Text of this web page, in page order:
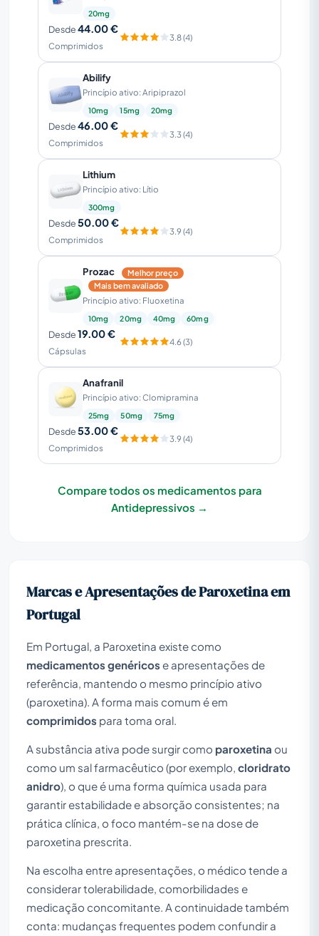
20mg
Desde44.00 €
Comprimidos
3.8 (4)
Abilify
Princípio ativo: Aripiprazol
10mg 15mg 20mg
Desde46.00 €
Comprimidos
3.3 (4)
Lithium
Princípio ativo: Lítio
300mg
Desde50.00 €
Comprimidos
3.9 (4)
Prozac
Melhor preço
Mais bem avaliado
Princípio ativo: Fluoxetina
10mg 20mg 40mg 60mg
Desde19.00 €
Cápsulas
4.6 (3)
Anafranil
Princípio ativo: Clomipramina
25mg 50mg 75mg
Desde53.00 €
Comprimidos
3.9 (4)
Compare todos os medicamentos para
Antidepressivos →
Marcas e Apresentações de Paroxetina em
Portugal
Em Portugal, a Paroxetina existe como
medicamentos genéricose apresentações de
referência, mantendo o mesmo princípio ativo
(paroxetina). A forma mais comum é em
comprimidos para toma oral.
A substância ativa pode surgir como paroxetina ou
como um sal farmacêutico (por exemplo, cloridrato
anidro), o que é uma forma química usada para
garantir estabilidade e absorção consistentes; na
prática clínica, o foco mantém-se na dose de
paroxetina prescrita.
Na escolha entre apresentações, o médico tende a
considerar tolerabilidade, comorbilidades e
medicação concomitante. A continuidade também
conta: mudanças frequentes podem confundir a